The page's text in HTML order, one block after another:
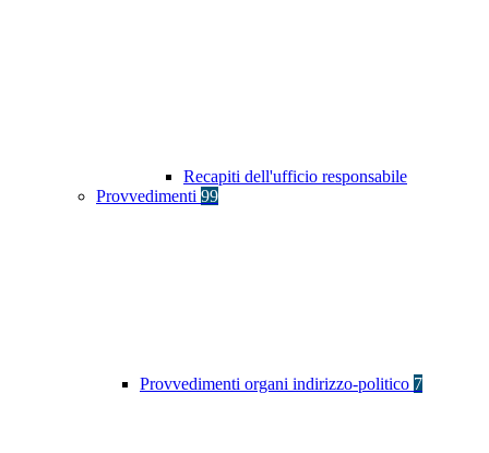
Recapiti dell'ufficio responsabile
Provvedimenti 99
Provvedimenti organi indirizzo-politico 7